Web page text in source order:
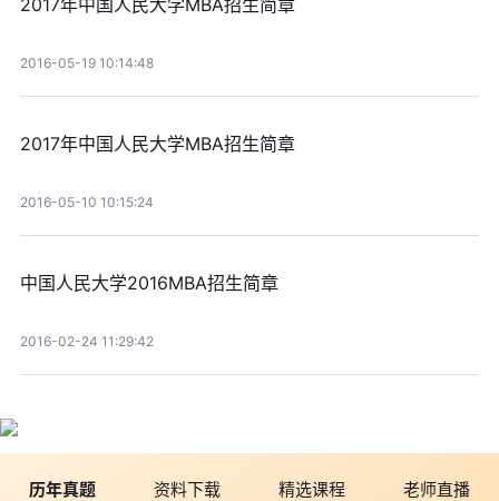
2017年中国人民大学MBA招生简章
2016-05-19 10:14:48
2017年中国人民大学MBA招生简章
2016-05-10 10:15:24
中国人民大学2016MBA招生简章
2016-02-24 11:29:42
历年真题 资料下载 精选课程 老师直播